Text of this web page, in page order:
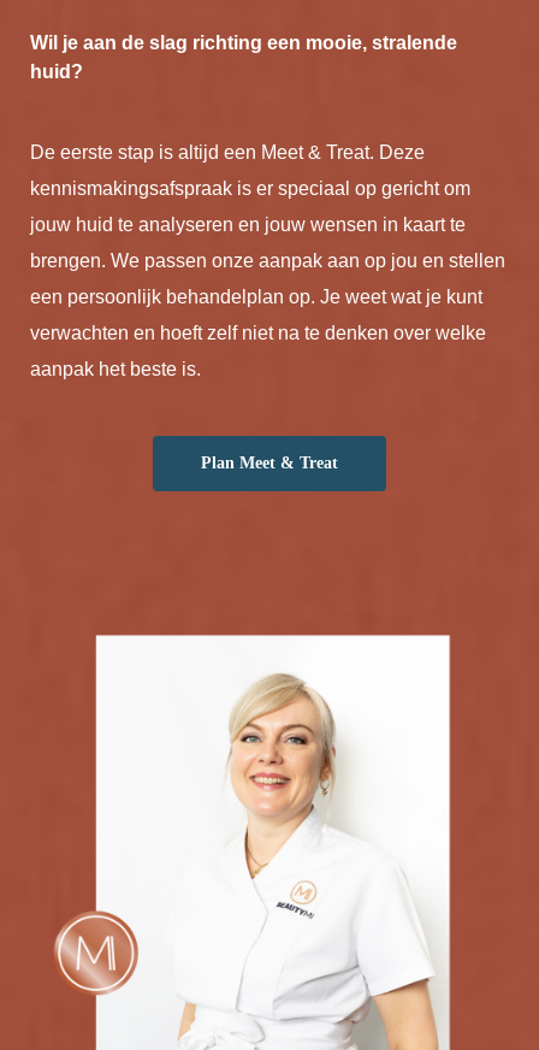
Wil je aan de slag richting een mooie, stralende
huid?
De eerste stap is altijd een Meet & Treat. Deze
kennismakingsafspraak is er speciaal op gericht om
jouw huid te analyseren en jouw wensen in kaart te
brengen. We passen onze aanpak aan op jou en stellen
een persoonlijk behandelplan op. Je weet wat je kunt
verwachten en hoeft zelf niet na te denken over welke
aanpak het beste is.
Plan Meet & Treat